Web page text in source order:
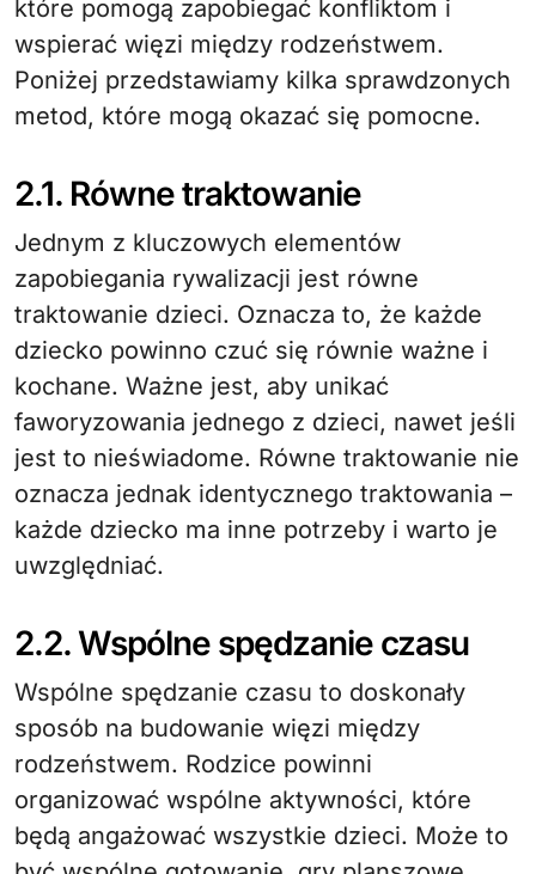
które pomogą zapobiegać konfliktom i
wspierać więzi między rodzeństwem.
Poniżej przedstawiamy kilka sprawdzonych
metod, które mogą okazać się pomocne.
2.1. Równe traktowanie
Jednym z kluczowych elementów
zapobiegania rywalizacji jest równe
traktowanie dzieci. Oznacza to, że każde
dziecko powinno czuć się równie ważne i
kochane. Ważne jest, aby unikać
faworyzowania jednego z dzieci, nawet jeśli
jest to nieświadome. Równe traktowanie nie
oznacza jednak identycznego traktowania –
każde dziecko ma inne potrzeby i warto je
uwzględniać.
2.2. Wspólne spędzanie czasu
Wspólne spędzanie czasu to doskonały
sposób na budowanie więzi między
rodzeństwem. Rodzice powinni
organizować wspólne aktywności, które
będą angażować wszystkie dzieci. Może to